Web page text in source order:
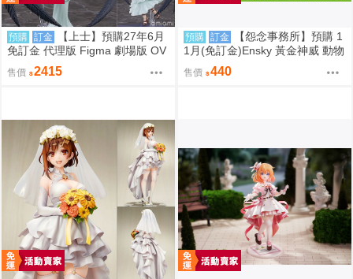
預購 訂金
【上士】預購27年6月
免訂金 代理版 Figma 劇場版 OV
ERLORD 聖王國篇 雅兒貝德
售價 2415
預購 訂金
【怨念事務所】預購 1
1月(免訂金)Ensky 黃金神威 動物
模樣坐姿娃吊飾 布偶 第1彈 6款
分售 三次再販 0816
售價 440